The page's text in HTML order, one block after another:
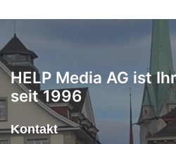
HELP Media AG ist
seit 1996
Kontakt